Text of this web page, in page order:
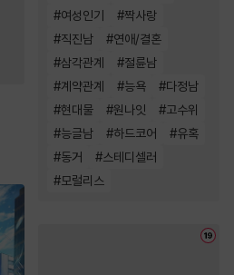
#여성인기 #짝사랑
#직진남 #연애/결혼
#삼각관계 #절륜남
#계약관계 #능욕 #다정남
#현대물 #원나잇 #고수위
#능글남 #하드코어 #유혹
#동거 #스테디셀러
#모럴리스